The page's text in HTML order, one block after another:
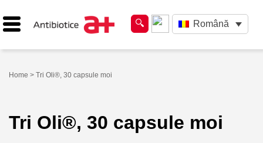
Română
Home > Tri Oli®, 30 capsule moi
Tri Oli®, 30 capsule moi